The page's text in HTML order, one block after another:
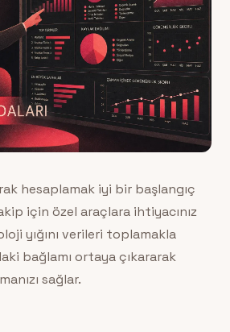
hesaplamak iyi bir başlangıç
için özel araçlara ihtiyacınız
yığını verileri toplamakla
bağlamı ortaya çıkararak
sağlar.